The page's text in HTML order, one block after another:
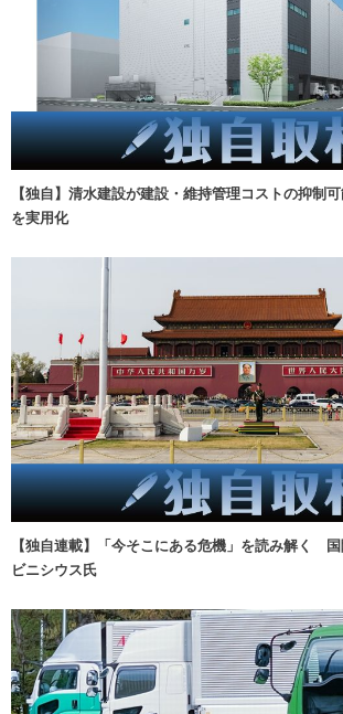
【独自】清水建設が建設・維持管理コストの抑制
を実用化
【独自連載】「今そこにある危機」を読み解く 国
ビニシウス氏